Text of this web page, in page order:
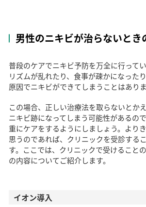
男性のニキビが治らないとき
普段のケアでニキビ予防を万全に行って
リズムが乱れたり、食事が疎かになった
原因でニキビができてしまうことはありま
この場合、正しい治療法を取らないとか
ニキビ跡になってしまう可能性があるの
重にケアをするようにしましょう。より
思うのであれば、クリニックを受診する
す。ここでは、クリニックで受けること
の内容についてご紹介します。
イオン導入